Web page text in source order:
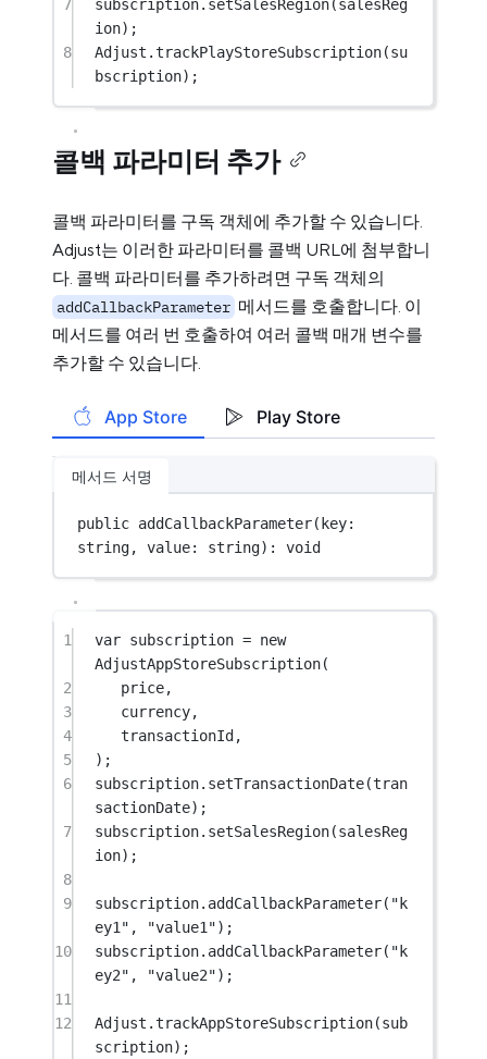
7 subscription. setSalesRegion(salesReg
ion);
8
Adjust.trackPlayStoreSubscription(su
bscription);
콜백 파라미터 추가
콜백 파라미터를 구독 객체에 추가할 수 있습니다.
Adjust는 이러한 파라미터를 콜백 URL에 첨부합니
다. 콜백 파라미터를 추가하려면 구독 객체의
addCallbackParameter 메서드를 호출합니다. 이
메서드를 여러 번 호출하여 여러 콜백 매개 변수를
추가할 수 있습니다.
App Store Play Store
메서드 서명
public addCallbackParameter(key:
string, value: string): void
1 var subscription = new
AdjustAppStoreSubscription(
2
price,
3
currency,
4
transactionId,
5
);
6
subscription. setTransactionDate(tran
sactionDate);
7
subscription. setSalesRegion(salesReg
ion);
8
9
subscription. addCallbackParameter( "k
ey1" , "value1");
10
subscription. addCallbackParameter( "k
ey2" , "value2");
11
12
Adjust.trackAppStoreSubscription(sub
scription);